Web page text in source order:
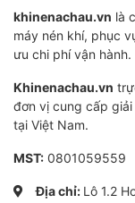
Giá cạnh
Bảo hành
Hỗ trợ kỹ
Máy sấy khí tác
lượng và đáng
ngay sản phẩm
khinenachau.vn là
máy nén khí, phục
ưu chi phí vận hành.
Khinenachau.vn
đơn vị cung cấp
tại Việt Nam.
MST: 0801059559
Địa chỉ: Lô 1.2